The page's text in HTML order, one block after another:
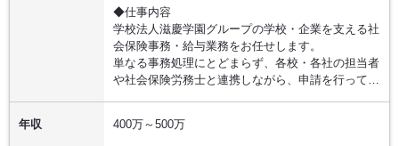
◆仕事内容
学校法人滋慶学園グループの学校・企業を支える社
会保険事務・給与業務をお任せします。
単なる事務処理にとどまらず、各校・各社の担当者
や社会保険労務士と連携しながら、申請を行って…
年収 400万～500万